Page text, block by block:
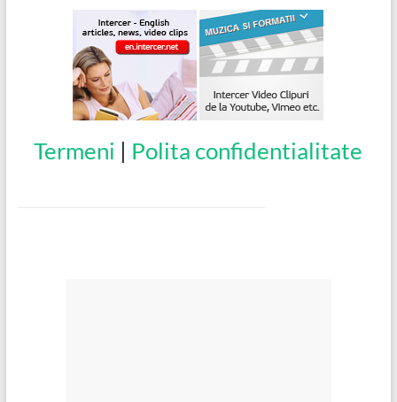
Termeni | Polita confidentialitate